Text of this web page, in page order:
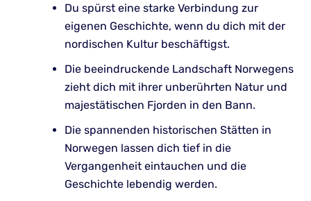
Du spürst eine starke Verbindung zur
eigenen Geschichte, wenn du dich mit der
nordischen Kultur beschäftigst.
Die beeindruckende Landschaft Norwegens
zieht dich mit ihrer unberührten Natur und
majestätischen Fjorden in den Bann.
Die spannenden historischen Stätten in
Norwegen lassen dich tief in die
Vergangenheit eintauchen und die
Geschichte lebendig werden.